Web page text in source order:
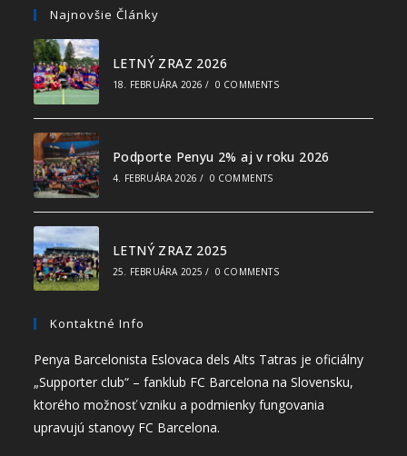
Najnovšie Články
LETNÝ ZRAZ 2026
18. FEBRUÁRA 2026 / 0 COMMENTS
Podporte Penyu 2% aj v roku 2026
4. FEBRUÁRA 2026 / 0 COMMENTS
LETNÝ ZRAZ 2025
25. FEBRUÁRA 2025 / 0 COMMENTS
Kontaktné Info
Penya Barcelonista Eslovaca dels Alts Tatras je oficiálny
„Supporter club“ – fanklub FC Barcelona na Slovensku,
ktorého možnosť vzniku a podmienky fungovania
upravujú stanovy FC Barcelona.